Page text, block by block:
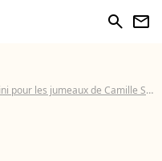
search newsletter
Santoro ! La star de Familles nombreuses se livre sur une potentielle "dernière fois" de ses fils